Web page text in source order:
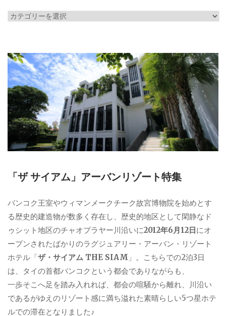
カ
リ
ー
「ザ サイアム」アーバンリゾート特集
バンコク王室やウィマンメークチーク故宮博物院を始めとす
る歴史的建造物が数多く存在し、歴史的地区として閑静なド
ゥシット地区のチャオプラヤー川沿いに2012年6月12日にオ
ープンされたばかりのラグジュアリー・アーバン・リゾート
ホテル「ザ・サイアム THE SIAM 」。こちらでの2泊3日
は、タイの首都バンコクという都会でありながらも、
一歩そこへ足を踏み入れれば、都会の喧騒から離れ、川沿い
であるがゆえのリゾート感に満ち溢れた素晴らしい5つ星ホテ
ルでの滞在となりました♪